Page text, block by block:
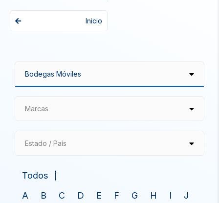
Inicio
Marcas
Estado / País
Todos
A
B C D E F G H I
J